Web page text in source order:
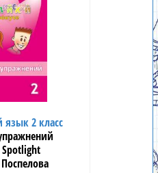
2 класс
Spotlight